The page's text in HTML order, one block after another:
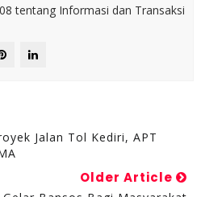
tentang Informasi dan Transaksi
Jalan Tol Kediri, APT
Older Article